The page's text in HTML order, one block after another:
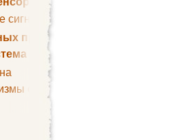
Сенсорная рецепция
процессов
сна